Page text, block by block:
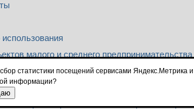
малого и среднего предпринимательства
ориентированных некоммерческих
статистики посещений сервисами Яндекс.Метрика и
информации?